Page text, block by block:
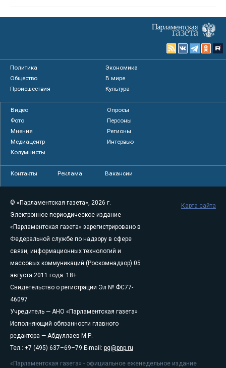
Политика
Экономика
Общество
В мире
Происшествия
Культура
Видео
Опросы
Фото
Персоны
Мнения
Регионы
Медиацентр
Интервью
Колумнисты
Контакты Реклама Вакансии
© «Парламентская газета», 2026 г.
Электронное периодическое издание
«Парламентская газета» зарегистрировано в
Федеральной службе по надзору в сфере
связи, информационных технологий и
массовых коммуникаций (Роскомнадзор) 05
августа 2011 года. 18+
Свидетельство о регистрации Эл № ФС77-
46097
Учредитель — АНО «Парламентская газета»
Исполняющий обязанности главного
редактора — Абдуллаев М.Р.
Тел.: +7 (495) 637–69–79 E-mail: pg@pnp.ru
«Парламентская газета» - официальное еженедельное издание
Карта сайта